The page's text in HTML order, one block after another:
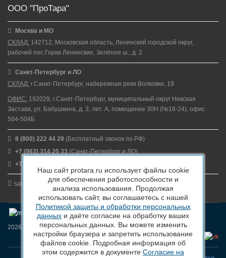
ООО "ПроТара"
Москва и МО
СКЛАД: 142712, Московская область, Ленинский городской округ,
рабочий пос.Горки Ленинские, Зелёное ш., д. 2
Санкт-Петербург и ЛО
СКЛАД: г.Санкт-Петербург, набережная реки Волковки, 19
ОФИС: 192029, г.Санкт-Петербург, муниципальный округ Невская
Застава, ул. Бабушкина, д. 3, лит. А, помещение 30Н (№16-24), офис
504-504Б
8 (800) 222 44 29 (Бесплатный звонок по РФ)
+7 (963) 314 20 33(Санкт-Петербург и ЛО)
+7 (963) 314 20 33
sales@protara.ru
2026 © ПроТара - Производство и продажа пластиковой тары
Вся информация, размещенная на веб-сайте protara.ru и всех поддоменах сайта protara.ru включая
Наш сайт protara.ru использует файлы cookie
для обеспечения работоспособности и
анализа использования. Продолжая
использовать сайт, вы соглашаетесь с нашей
Политикой защиты и обработки персональных
данных и даёте согласие на обработку ваших
персональных данных. Вы можете изменить
настройки браузера и запретить использование
файлов cookie. Подробная информация об
этом содержится в документе Согласие на